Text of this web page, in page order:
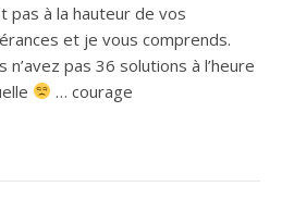
pas à la hauteur de vos
et je vous comprends.
n’avez pas 36 solutions à l’heure
… courage